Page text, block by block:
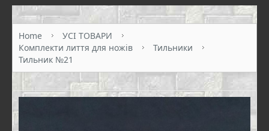
КАТАЛОГ ТОВАРІВ
КОНТАКТИ
ОПЛАТА ТА ДОСТАВКА
Home
УСІ ТОВАРИ
Комплекти лиття для ножів
Тильники
Тильник №21